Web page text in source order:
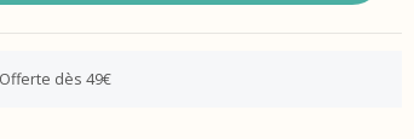
dès 49€